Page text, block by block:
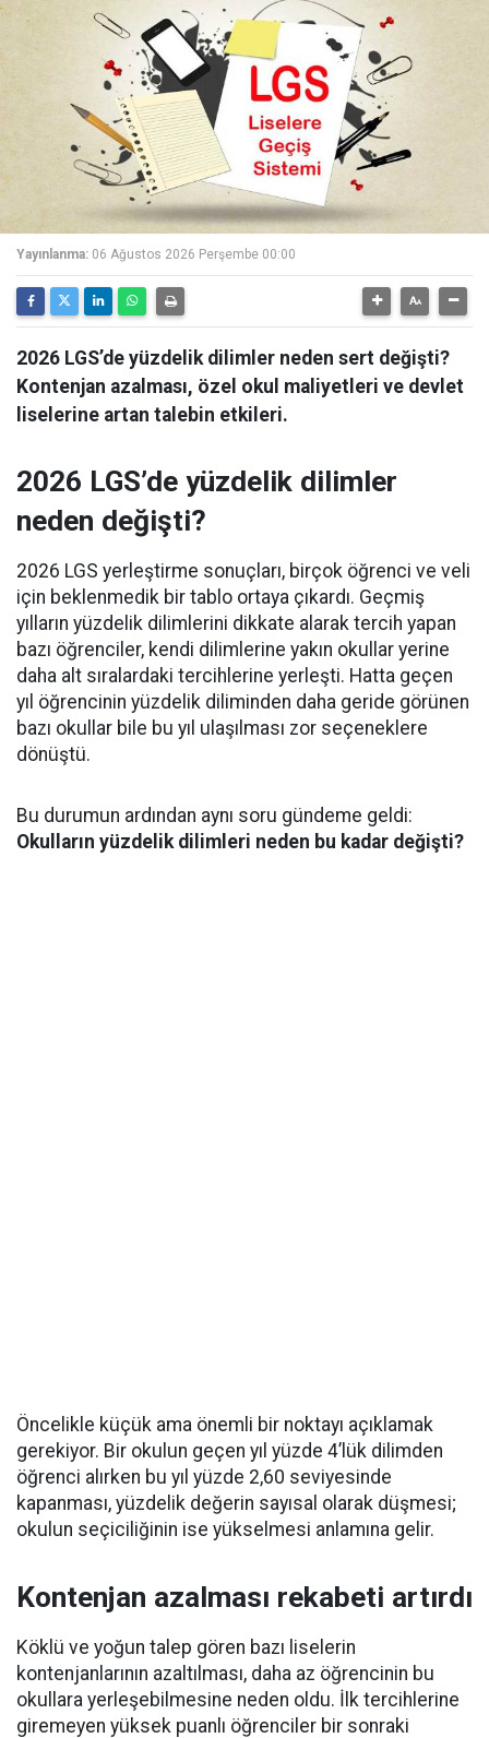
Yayınlanma: 06 Ağustos 2026 Perşembe 00:00
2026 LGS’de yüzdelik dilimler neden sert değişti?
Kontenjan azalması, özel okul maliyetleri ve devlet
liselerine artan talebin etkileri.
2026 LGS’de yüzdelik dilimler
neden değişti?
2026 LGS yerleştirme sonuçları, birçok öğrenci ve veli
için beklenmedik bir tablo ortaya çıkardı. Geçmiş
yılların yüzdelik dilimlerini dikkate alarak tercih yapan
bazı öğrenciler, kendi dilimlerine yakın okullar yerine
daha alt sıralardaki tercihlerine yerleşti. Hatta geçen
yıl öğrencinin yüzdelik diliminden daha geride görünen
bazı okullar bile bu yıl ulaşılması zor seçeneklere
dönüştü.
Bu durumun ardından aynı soru gündeme geldi:
Okulların yüzdelik dilimleri neden bu kadar değişti?
Öncelikle küçük ama önemli bir noktayı açıklamak
gerekiyor. Bir okulun geçen yıl yüzde 4’lük dilimden
öğrenci alırken bu yıl yüzde 2,60 seviyesinde
kapanması, yüzdelik değerin sayısal olarak düşmesi;
okulun seçiciliğinin ise yükselmesi anlamına gelir.
Kontenjan azalması rekabeti artırdı
Köklü ve yoğun talep gören bazı liselerin
kontenjanlarının azaltılması, daha az öğrencinin bu
okullara yerleşebilmesine neden oldu. İlk tercihlerine
giremeyen yüksek puanlı öğrenciler bir sonraki